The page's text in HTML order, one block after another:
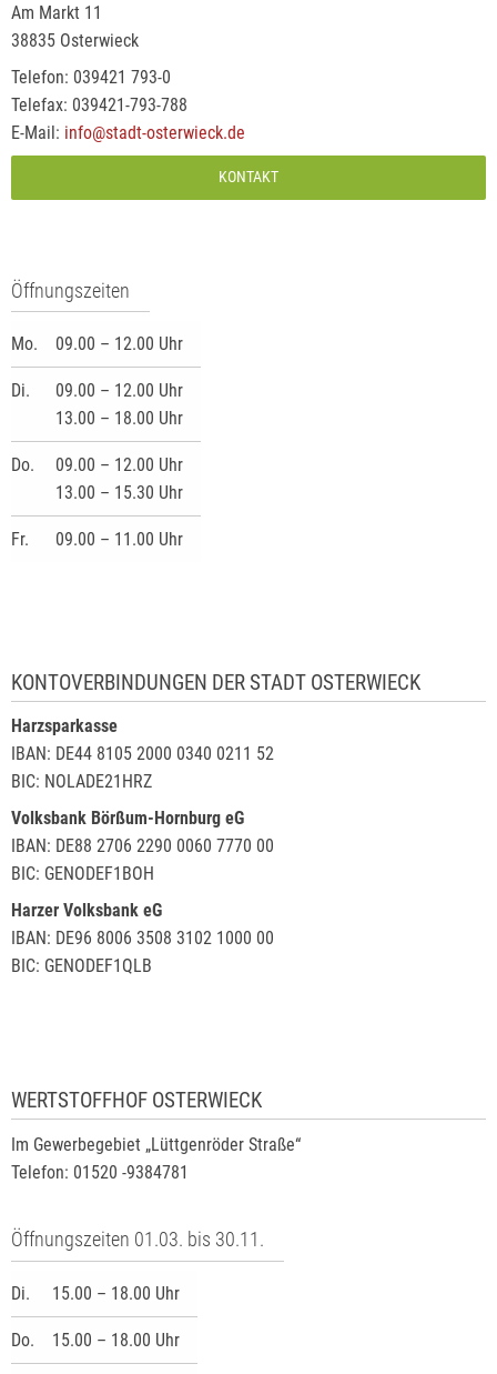
Am Markt 11
38835 Osterwieck
Telefon: 039421 793-0
Telefax: 039421-793-788
E-Mail: info@stadt-osterwieck.de
KONTAKT
Öffnungszeiten
Mo. 09.00 – 12.00 Uhr
Di.
09.00 – 12.00 Uhr
13.00 – 18.00 Uhr
Do.
09.00 – 12.00 Uhr
13.00 – 15.30 Uhr
Fr. 09.00 – 11.00 Uhr
KONTOVERBINDUNGEN DER STADT OSTERWIECK
Harzsparkasse
IBAN: DE44 8105 2000 0340 0211 52
BIC: NOLADE21HRZ
Volksbank Börßum-Hornburg eG
IBAN: DE88 2706 2290 0060 7770 00
BIC: GENODEF1BOH
Harzer Volksbank eG
IBAN: DE96 8006 3508 3102 1000 00
BIC: GENODEF1QLB
WERTSTOFFHOF OSTERWIECK
Im Gewerbegebiet „Lüttgenröder Straße“
Telefon: 01520 -9384781
Öffnungszeiten 01.03. bis 30.11.
Di. 15.00 – 18.00 Uhr
Do. 15.00 – 18.00 Uhr